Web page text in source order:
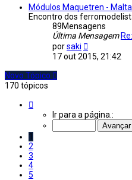
Módulos Maquetren -
Encontro dos
89Mensagens
Última Mensagem
porsaki
a
última
17 out 2015, 21:42
Novo Tópico
170 tópicos
7
Ir para a página.:
1
2
3
4
5